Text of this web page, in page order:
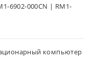
6902-000CN | RM1-
компьютер